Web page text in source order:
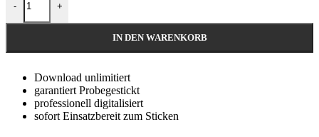
- +
IN DEN WARENKORB
Download unlimitiert
garantiert Probegestickt
professionell digitalisiert
sofort Einsatzbereit zum Sticken